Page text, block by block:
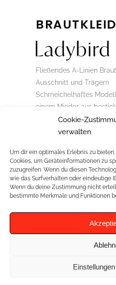
Cookie-
verwalten
Um dir ein optimales Erlebnis zu
Cookies, um Geräteinformationen zu
zuzugreifen. Wenn du diesen
wie das Surfverhalten oder eindeutige
Wenn du deine Zustimmung nicht
bestimmte Merkmale und Funktionen
Fließendes A-Linien
Ausschnitt und Trägern
Schmeichelhaftes
einem Mieder aus
Trägern fließt, und sich
transparenten Stoff an
RELATED